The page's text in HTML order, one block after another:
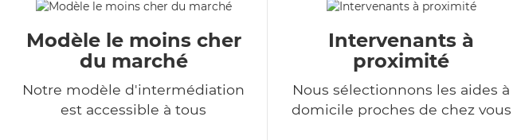
Modèle le moins cher
du marché
Notre modèle d'intermédiation
est accessible à tous
Intervenants à
proximité
Nous sélectionnons les aides à
domicile proches de chez vous